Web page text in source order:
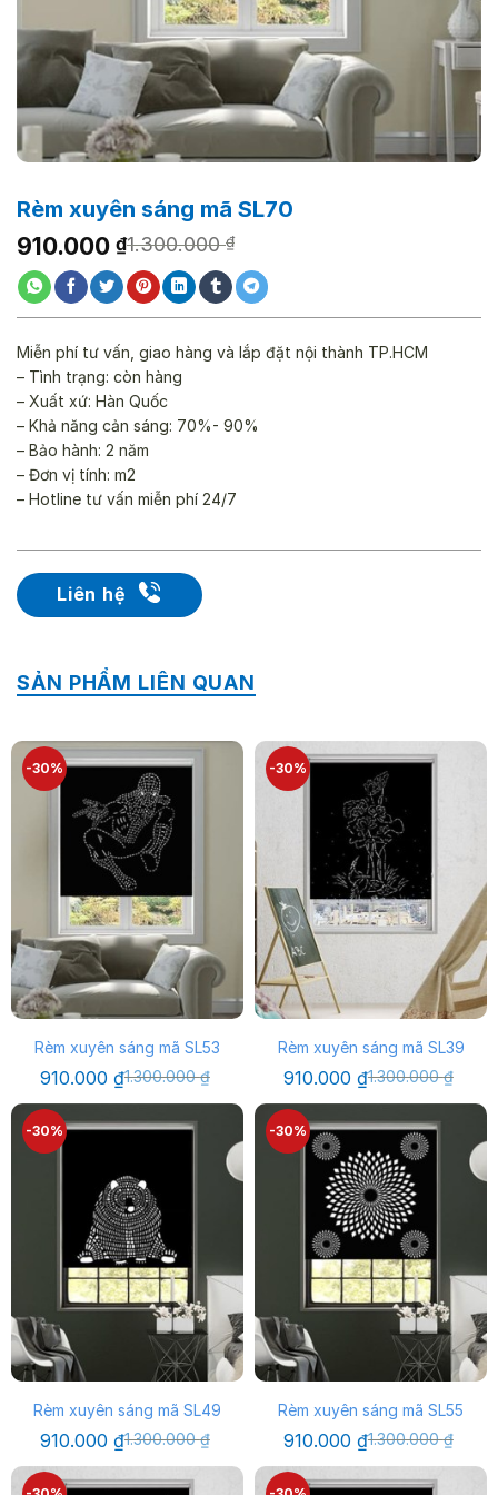
Rèm xuyên sáng mã SL70
1.300.000₫
Giá
gốc
là:
1.300.000 ₫.
910.000 ₫
Giá
hiện
tại
là:
910.000 ₫.
Liên hệ
Miễn phí tư vấn, giao hàng và lắp đặt nội thành TP.HCM
– Tình trạng: còn hàng
– Xuất xứ: Hàn Quốc
– Khả năng cản sáng: 70%- 90%
– Bảo hành: 2 năm
– Đơn vị tính: m2
– Hotline tư vấn miễn phí 24/7
SẢN PHẨM LIÊN QUAN
-30%
Rèm xuyên sáng mã SL53
1.300.000₫
Giá
1.300.000 ₫.
910.000 ₫Giá
là:
-30%
Rèm xuyên sáng mã SL39
1.300.000₫
Giá
1.300.000 ₫.
910.000 ₫Giá
là:
910.000 ₫.
-30%
Rèm xuyên sáng mã SL49
1.300.000₫
Giá
là:
910.000 ₫Giá
tại
-30%
Rèm xuyên sáng mã SL55
1.300.000₫
Giá
là:
910.000 ₫Giá
tại